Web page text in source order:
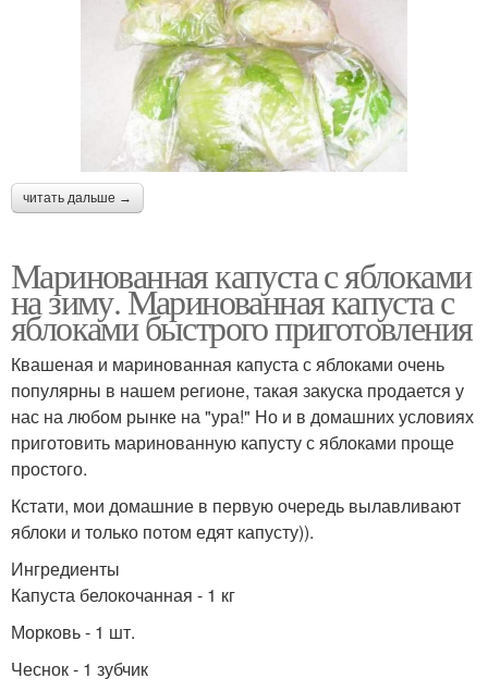
читать дальше →
Маринованная капуста с яблоками
на зиму. Маринованная капуста с
яблоками быстрого приготовления
Квашеная и маринованная капуста с яблоками очень
популярны в нашем регионе, такая закуска продается у
нас на любом рынке на "ура!" Но и в домашних условиях
приготовить маринованную капусту с яблоками проще
простого.
Кстати, мои домашние в первую очередь вылавливают
яблоки и только потом едят капусту)).
Ингредиенты
Капуста белокочанная - 1 кг
Морковь - 1 шт.
Чеснок - 1 зубчик